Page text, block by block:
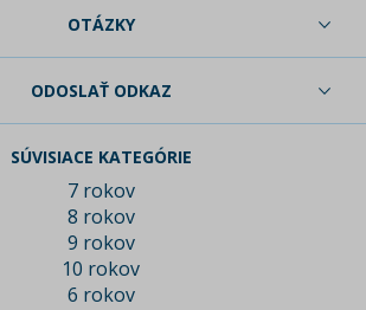
OTÁZKY
ODOSLAŤ ODKAZ
SÚVISIACE KATEGÓRIE
7 rokov
8 rokov
9 rokov
10 rokov
6 rokov